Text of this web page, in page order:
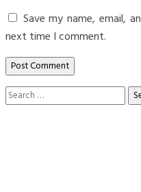
Save my name, email,
next time I comment.
Search